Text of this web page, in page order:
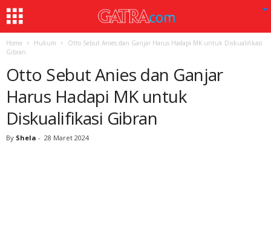
Home Hukum
Otto Sebut Anies dan Ganjar Harus Hadapi MK untuk Diskualifikasi
Gibran
Otto Sebut Anies dan Ganjar
Harus Hadapi MK untuk
Diskualifikasi Gibran
By Shela - 28 Maret 2024